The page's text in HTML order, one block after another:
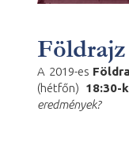
Földrajz
A 2019-es
(hétfőn) 18:30-
eredmények?